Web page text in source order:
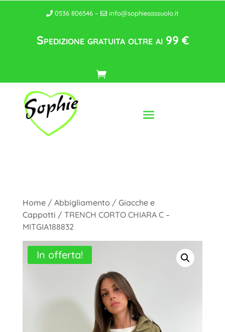
0536 806546 – info@sophiesassuolo.it
Spedizione gratuita oltre ai 99 €
Home/ Abbigliamento / Giacche e
Cappotti / TRENCH CORTO CHIARA C –
MITGIA188832
In offerta!